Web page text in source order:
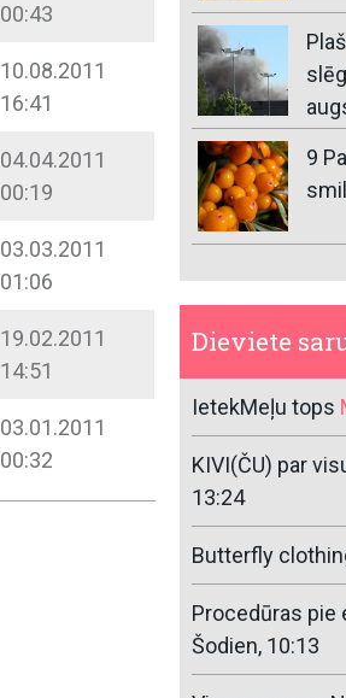
00:43
10.08.2011
16:41
04.04.2011
00:19
03.03.2011
01:06
19.02.2011
14:51
03.01.2011
00:32
9
Dieviete
IetekMeļu tops
KIVI(ČU) par
13:24
Butterfly
Procedūras pie
Šodien, 10:13